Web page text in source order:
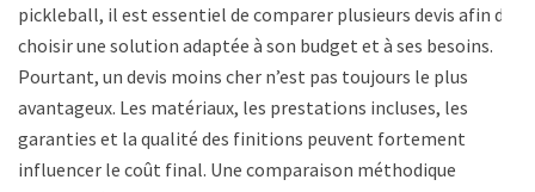
pickleball, il est essentiel de comparer plusieurs devis afin de
choisir une solution adaptée à son budget et à ses besoins.
Pourtant, un devis moins cher n’est pas toujours le plus
avantageux. Les matériaux, les prestations incluses, les
garanties et la qualité des finitions peuvent fortement
influencer le coût final. Une comparaison méthodique